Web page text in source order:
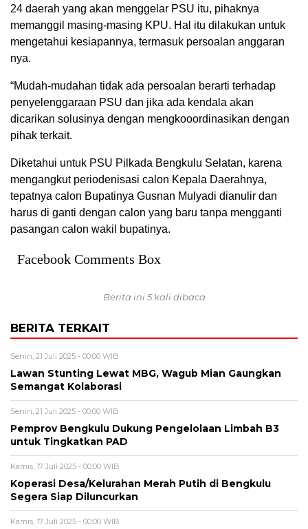
24 daerah yang akan menggelar PSU itu, pihaknya
memanggil masing-masing KPU. Hal itu dilakukan untuk
mengetahui kesiapannya, termasuk persoalan anggaran
nya.
“Mudah-mudahan tidak ada persoalan berarti terhadap
penyelenggaraan PSU dan jika ada kendala akan
dicarikan solusinya dengan mengkooordinasikan dengan
pihak terkait.
Diketahui untuk PSU Pilkada Bengkulu Selatan, karena
mengangkut periodenisasi calon Kepala Daerahnya,
tepatnya calon Bupatinya Gusnan Mulyadi dianulir dan
harus di ganti dengan calon yang baru tanpa mengganti
pasangan calon wakil bupatinya.
Facebook Comments Box
Berita ini 5 kali dibaca
BERITA TERKAIT
Senin, 21 Juli 2025 - 00:00 WIB
Lawan Stunting Lewat MBG, Wagub Mian Gaungkan
Semangat Kolaborasi
Senin, 21 Juli 2025 - 00:00 WIB
Pemprov Bengkulu Dukung Pengelolaan Limbah B3
untuk Tingkatkan PAD
Kamis, 17 Juli 2025 - 00:00 WIB
Koperasi Desa/Kelurahan Merah Putih di Bengkulu
Segera Siap Diluncurkan
Kamis, 17 Juli 2025 - 00:00 WIB